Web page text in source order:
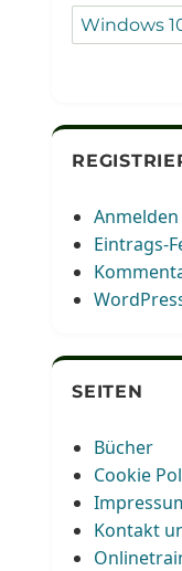
Windows
Anmelden
Eintrags-
SEITEN
Bücher
Cookie
Kontakt